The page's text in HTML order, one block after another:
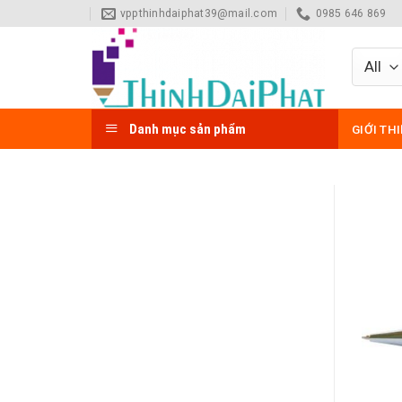
to
vppthinhdaiphat39@mail.com 0985 646 869
Danh mục sản phẩm GIỚI